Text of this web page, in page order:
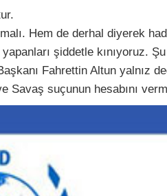
Hem de derhal diyerek
şiddetle kınıyoruz.
Fahrettin Altun yalnız
Savaş suçunun hesabını